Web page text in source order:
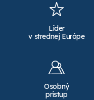
Líder
v strednej Európe
Osobný
prístup